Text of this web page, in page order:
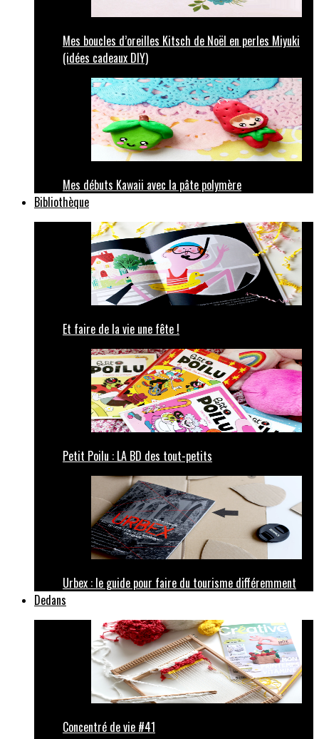
Mes boucles d’oreilles Kitsch de Noël en perles Miyuki
(idées cadeaux DIY)
Mes débuts Kawaii avec la pâte polymère
Bibliothèque
Et faire de la vie une fête !
Petit Poilu : LA BD des tout-petits
Urbex : le guide pour faire du tourisme différemment
Dedans
Concentré de vie #41